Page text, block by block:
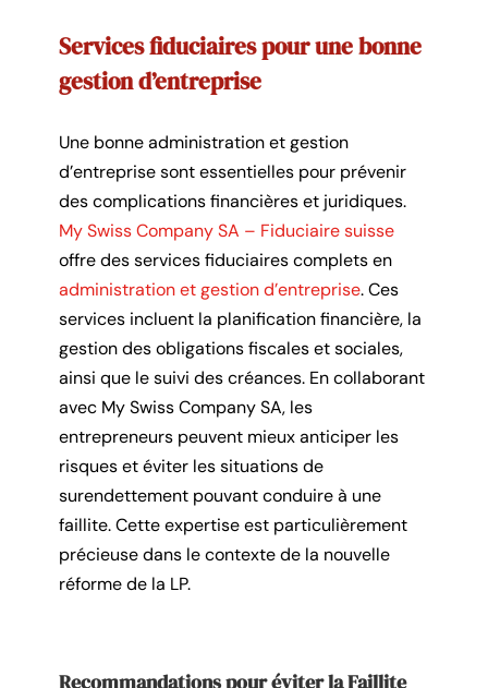
Services fiduciaires pour une bonne
gestion d’entreprise
Une bonne administration et gestion
d’entreprise sont essentielles pour prévenir
des complications financières et juridiques.
My Swiss Company SA – Fiduciaire suisse
offre des services fiduciaires complets en
administration et gestion d’entreprise. Ces
services incluent la planification financière, la
gestion des obligations fiscales et sociales,
ainsi que le suivi des créances. En collaborant
avec My Swiss Company SA, les
entrepreneurs peuvent mieux anticiper les
risques et éviter les situations de
surendettement pouvant conduire à une
faillite. Cette expertise est particulièrement
précieuse dans le contexte de la nouvelle
réforme de la LP.
Recommandations pour éviter la Faillite